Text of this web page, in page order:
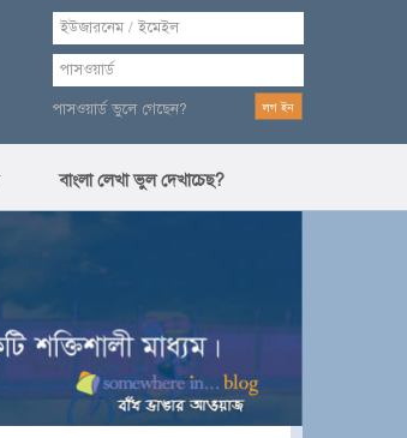
পাসওয়ার্ড ভুলে গেছেন?
বাংলা লেখা ভুল দেখাচেছ?